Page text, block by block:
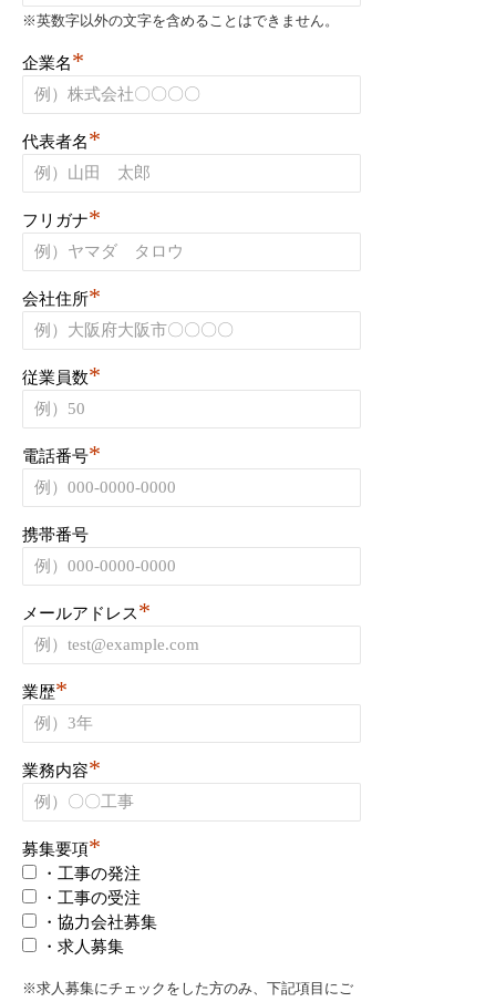
※英数字以外の文字を含めることはできません。
企業名*
代表者名*
フリガナ*
会社住所*
従業員数*
電話番号*
携帯番号
メールアドレス*
業歴*
業務内容*
募集要項*
・工事の発注
・工事の受注
・協力会社募集
・求人募集
※求人募集にチェックをした方のみ、下記項目にご